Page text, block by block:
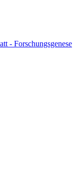
- Forschungsgenese